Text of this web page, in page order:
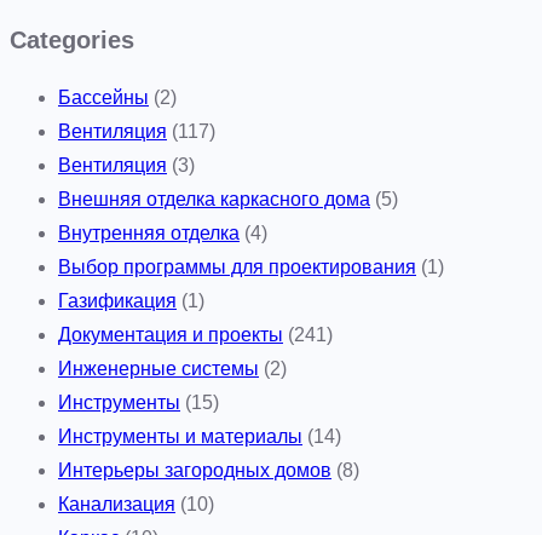
Categories
Бассейны (2)
Вентиляция (117)
Вентиляция (3)
Внешняя отделка каркасного дома (5)
Внутренняя отделка (4)
Выбор программы для проектирования (1)
Газификация (1)
Документация и проекты (241)
Инженерные системы (2)
Инструменты (15)
Инструменты и материалы (14)
Интерьеры загородных домов (8)
Канализация (10)